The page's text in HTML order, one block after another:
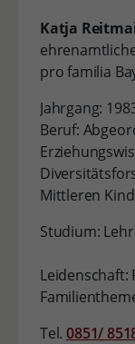
Katja
pro familia
Jahrgang:
Beruf:
Mittleren
Studium:
Leidenschaft:
Tel.0851/